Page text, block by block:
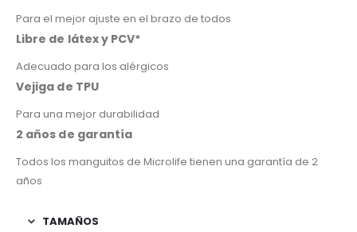
Para el mejor ajuste en el brazo de todos
Libre de látex y PCV*
Adecuado para los alérgicos
Vejiga de TPU
Para una mejor durabilidad
2 años de garantía
Todos los manguitos de Microlife tienen una garantía de 2
años
TAMAÑOS